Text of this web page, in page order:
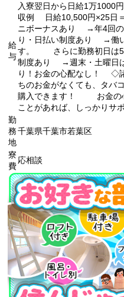
給
与
入寮翌日から日給1万
収例 日給10,500円×25
ニボーナスあり →年4回
り・日払い制度あり →働
す。 さらに勤務初日は
制度あり →週末・土曜日
り！お金の心配なし！
ちのお金がなくても、タバ
購入できます！ お金の
ことがあれば、しっかりサ
勤
務
地
千葉県千葉市若葉区
寮
費
応相談